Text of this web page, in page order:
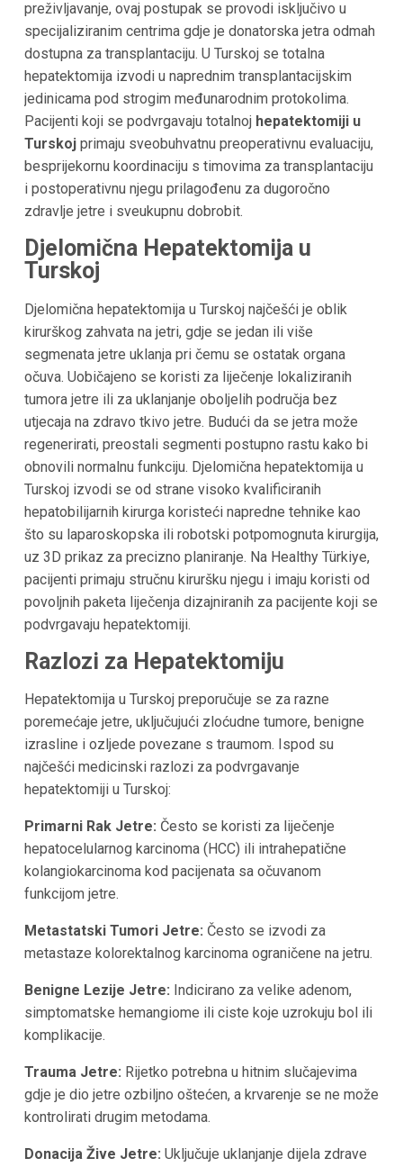
preživljavanje, ovaj postupak se provodi isključivo u
specijaliziranim centrima gdje je donatorska jetra odmah
dostupna za transplantaciju. U Turskoj se totalna
hepatektomija izvodi u naprednim transplantacijskim
jedinicama pod strogim međunarodnim protokolima.
Pacijenti koji se podvrgavaju totalnoj hepatektomiji u
Turskojprimaju sveobuhvatnu preoperativnu evaluaciju,
besprijekornu koordinaciju s timovima za transplantaciju
i postoperativnu njegu prilagođenu za dugoročno
zdravlje jetre i sveukupnu dobrobit.
Djelomična Hepatektomija u
Turskoj
Djelomična hepatektomija u Turskoj najčešći je oblik
kirurškog zahvata na jetri, gdje se jedan ili više
segmenata jetre uklanja pri čemu se ostatak organa
očuva. Uobičajeno se koristi za liječenje lokaliziranih
tumora jetre ili za uklanjanje oboljelih područja bez
utjecaja na zdravo tkivo jetre. Budući da se jetra može
regenerirati, preostali segmenti postupno rastu kako bi
obnovili normalnu funkciju. Djelomična hepatektomija u
Turskoj izvodi se od strane visoko kvalificiranih
hepatobilijarnih kirurga koristeći napredne tehnike kao
što su laparoskopska ili robotski potpomognuta kirurgija,
uz 3D prikaz za precizno planiranje. Na Healthy Türkiye,
pacijenti primaju stručnu kiruršku njegu i imaju koristi od
povoljnih paketa liječenja dizajniranih za pacijente koji se
podvrgavaju hepatektomiji.
Razlozi za Hepatektomiju
Hepatektomija u Turskoj preporučuje se za razne
poremećaje jetre, uključujući zloćudne tumore, benigne
izrasline i ozljede povezane s traumom. Ispod su
najčešći medicinski razlozi za podvrgavanje
hepatektomiji u Turskoj:
Primarni Rak Jetre: Često se koristi za liječenje
hepatocelularnog karcinoma (HCC) ili intrahepatične
kolangiokarcinoma kod pacijenata sa očuvanom
funkcijom jetre.
Metastatski Tumori Jetre: Često se izvodi za
metastaze kolorektalnog karcinoma ograničene na jetru.
Benigne Lezije Jetre: Indicirano za velike adenom,
simptomatske hemangiome ili ciste koje uzrokuju bol ili
komplikacije.
Trauma Jetre: Rijetko potrebna u hitnim slučajevima
gdje je dio jetre ozbiljno oštećen, a krvarenje se ne može
kontrolirati drugim metodama.
Donacija Žive Jetre: Uključuje uklanjanje dijela zdrave